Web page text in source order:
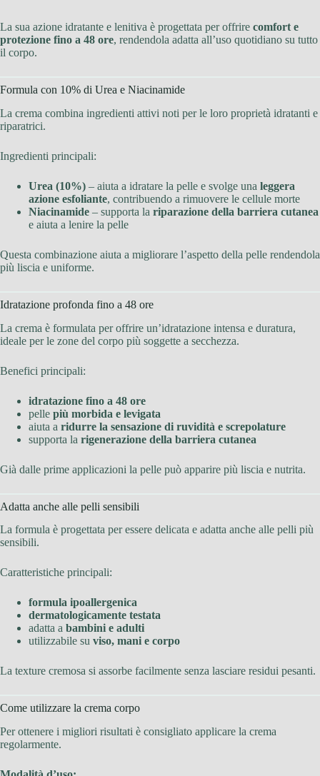
La sua azione idratante e lenitiva è progettata per offrire comfort e
protezione fino a 48 ore, rendendola adatta all’uso quotidiano su tutto
il corpo.
Formula con 10% di Urea e Niacinamide
La crema combina ingredienti attivi noti per le loro proprietà idratanti e
riparatrici.
Ingredienti principali:
Urea (10%) – aiuta a idratare la pelle e svolge una leggera
azione esfoliante, contribuendo a rimuovere le cellule morte
Niacinamide – supporta la riparazione della barriera cutanea
e aiuta a lenire la pelle
Questa combinazione aiuta a migliorare l’aspetto della pelle rendendola
più liscia e uniforme.
Idratazione profonda fino a 48 ore
La crema è formulata per offrire un’idratazione intensa e duratura,
ideale per le zone del corpo più soggette a secchezza.
Benefici principali:
idratazione fino a 48 ore
pelle più morbida e levigata
aiuta a ridurre la sensazione di ruvidità e screpolature
supporta la rigenerazione della barriera cutanea
Già dalle prime applicazioni la pelle può apparire più liscia e nutrita.
Adatta anche alle pelli sensibili
La formula è progettata per essere delicata e adatta anche alle pelli più
sensibili.
Caratteristiche principali:
formula ipoallergenica
dermatologicamente testata
adatta a bambini e adulti
utilizzabile su viso, mani e corpo
La texture cremosa si assorbe facilmente senza lasciare residui pesanti.
Come utilizzare la crema corpo
Per ottenere i migliori risultati è consigliato applicare la crema
regolarmente.